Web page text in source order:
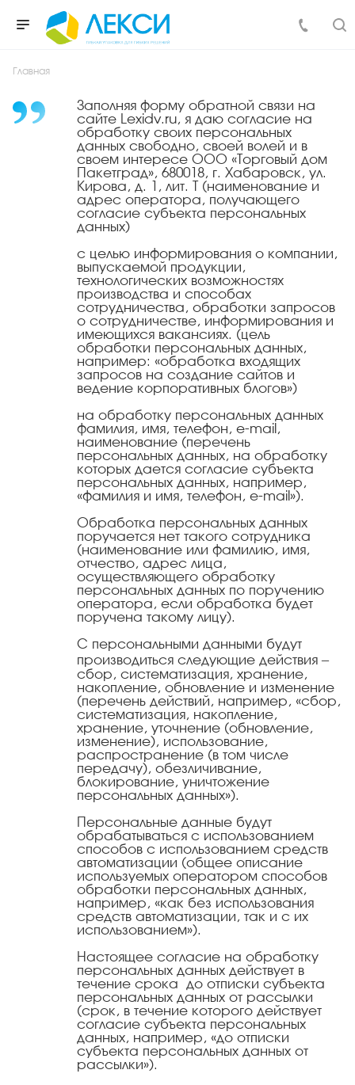
Главная
Заполняя форму обратной связи на
сайте Lexidv.ru, я даю согласие на
обработку своих персональных
данных свободно, своей волей и в
своем интересе ООО «Торговый дом
Пакетград», 680018, г. Хабаровск, ул.
Кирова, д. 1, лит. Т (наименование и
адрес оператора, получающего
согласие субъекта персональных
данных)
с целью информирования о компании,
выпускаемой продукции,
технологических возможностях
производства и способах
сотрудничества, обработки запросов
о сотрудничестве, информирования и
имеющихся вакансиях. (цель
обработки персональных данных,
например: «обработка входящих
запросов на создание сайтов и
ведение корпоративных блогов»)
на обработку персональных данных
фамилия, имя, телефон, e-mail,
наименование (перечень
персональных данных, на обработку
которых дается согласие субъекта
персональных данных, например,
«фамилия и имя, телефон, e-mail»).
Обработка персональных данных
поручается нет такого сотрудника
(наименование или фамилию, имя,
отчество, адрес лица,
осуществляющего обработку
персональных данных по поручению
оператора, если обработка будет
поручена такому лицу).
С персональными данными будут
производиться следующие действия –
сбор, систематизация, хранение,
накопление, обновление и изменение
(перечень действий, например, «сбор,
систематизация, накопление,
хранение, уточнение (обновление,
изменение), использование,
распространение (в том числе
передачу), обезличивание,
блокирование, уничтожение
персональных данных»).
Персональные данные будут
обрабатываться с использованием
способов с использованием средств
автоматизации (общее описание
используемых оператором способов
обработки персональных данных,
например, «как без использования
средств автоматизации, так и с их
использованием»).
Настоящее согласие на обработку
персональных данных действует в
течение срока до отписки субъекта
персональных данных от рассылки
(срок, в течение которого действует
согласие субъекта персональных
данных, например, «до отписки
субъекта персональных данных от
рассылки»).